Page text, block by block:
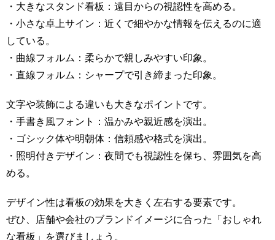
・大きなスタンド看板：遠目からの視認性を高める。
・小さな卓上サイン：近くで細やかな情報を伝えるのに適
している。
・曲線フォルム：柔らかで親しみやすい印象。
・直線フォルム：シャープで引き締まった印象。
文字や装飾による違いも大きなポイントです。
・手書き風フォント：温かみや親近感を演出。
・ゴシック体や明朝体：信頼感や格式を演出。
・照明付きデザイン：夜間でも視認性を保ち、雰囲気を高
める。
デザイン性は看板の効果を大きく左右する要素です。
ぜひ、店舗や会社のブランドイメージに合った「おしゃれ
な看板」を選びましょう。